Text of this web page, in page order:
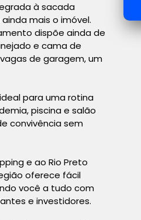
à sacada
mais o imóvel.
dispõe ainda de
e cama de
de garagem, um
para uma rotina
piscina e salão
convivência sem
e ao Rio Preto
oferece fácil
você a tudo com
e investidores.